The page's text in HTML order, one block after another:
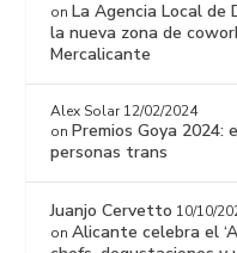
on La Agencia Local de
la nueva zona de
Mercalicante
Alex Solar 12/02/2024
on Premios Goya 2024:
personas trans
Juanjo Cervetto 10/10/
onAlicante celebra el